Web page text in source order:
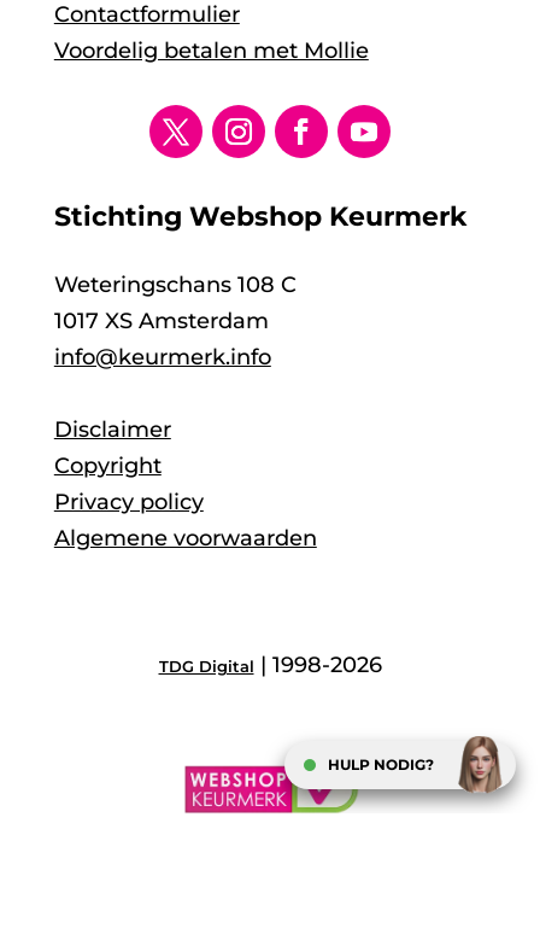
Contactformulier
Voordelig betalen met Mollie
Stichting Webshop Keurmerk
Weteringschans 108 C
1017 XS Amsterdam
info@keurmerk.info
Disclaimer
Copyright
Privacy policy
Algemene voorwaarden
TDG Digital | 1998-2026
HULP NODIG?